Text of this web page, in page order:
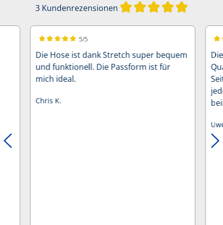
3 Kundenrezensionen
5/5
Die Hose ist dank Stretch super bequem
und funktionell. Die Passform ist für
mich ideal.
Chris K.